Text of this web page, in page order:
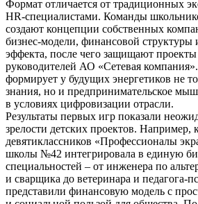
Формат отличается от традиционных
HR-специалистами. Команды
создают концепции собственных
бизнес-модели, финансовой структуры
эффекта, после чего защищают
руководителей АО «Сетевая
формирует у будущих энергетиков не
знания, но и предпринимательское
в условиях цифровизации отрасли.
Результаты первых игр показали
зрелости детских проектов. Например,
девятиклассников «Профессионалы
школы №42 интегрировала в единую
специальностей – от инженера по
и сварщика до ветеринара и педагога-
представили финансовую модель с